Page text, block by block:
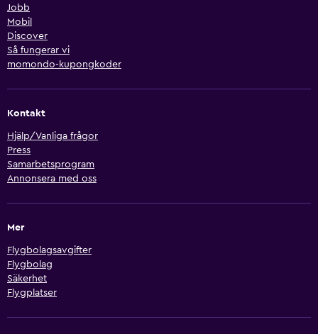
Jobb
Mobil
Discover
Så fungerar vi
momondo-kupongkoder
Kontakt
Hjälp/Vanliga frågor
Press
Samarbetsprogram
Annonsera med oss
Mer
Flygbolagsavgifter
Flygbolag
Säkerhet
Flygplatser